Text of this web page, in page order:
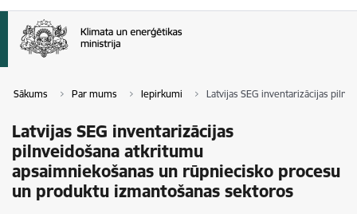
Sākums Par mums Iepirkumi Latvijas SEG inventarizācijas
Latvijas SEG inventarizācijas
pilnveidošana atkritumu
apsaimniekošanas un rūpniecisko procesu
un produktu izmantošanas sektoros